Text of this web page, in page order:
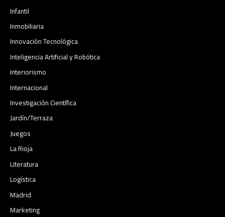
Infantil
Inmobiliaria
Innovación Tecnológica
Inteligencia Artificial y Robótica
Interiorismo
Internacional
Investigación Científica
Jardín/Terraza
Juegos
La Rioja
Literatura
Logística
Madrid
Marketing